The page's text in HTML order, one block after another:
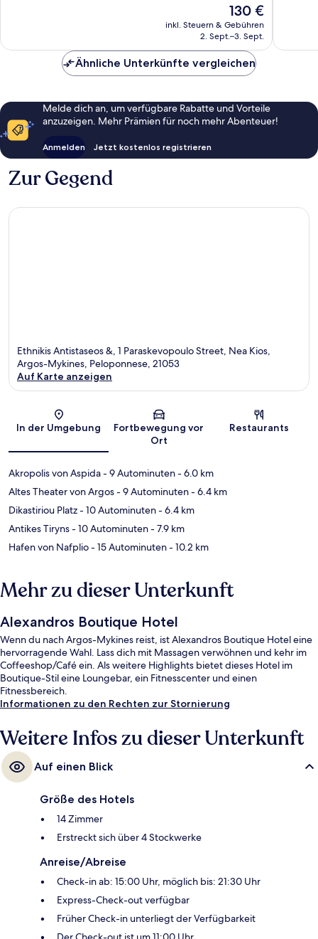
Der
Preis
beträgt
130 €
inkl. Steuern & Gebühren
2. Sept.–3. Sept.
Ähnliche Unterkünfte vergleichen
Melde dich an, um verfügbare Rabatte und Vorteile
anzuzeigen. Mehr Prämien für noch mehr Abenteuer!
Anmelden Jetzt kostenlos registrieren
Zur Gegend
Ethnikis Antistaseos &, 1 Paraskevopoulo Street, Nea Kios,
Argos-Mykines, Peloponnese, 21053
Auf Karte anzeigen
In der Umgebung
Fortbewegung vor
Ort
Restaurants
Akropolis von Aspida- 9 Autominuten- 6.0 km
Altes Theater von Argos- 9 Autominuten- 6.4 km
Dikastiriou Platz- 10 Autominuten- 6.4 km
Antikes Tiryns- 10 Autominuten- 7.9 km
Hafen von Nafplio- 15 Autominuten- 10.2 km
Mehr zu dieser Unterkunft
Alexandros Boutique Hotel
Wenn du nach Argos-Mykines reist, ist Alexandros Boutique Hotel eine
hervorragende Wahl. Lass dich mit Massagen verwöhnen und kehr im
Coffeeshop/Café ein. Als weitere Highlights bietet dieses Hotel im
Boutique-Stil eine Loungebar, ein Fitnesscenter und einen
Fitnessbereich.
Informationen zu den Rechten zur Stornierung
Weitere Infos zu dieser Unterkunft
Auf einen Blick
Größe des Hotels
14 Zimmer
Erstreckt sich über 4 Stockwerke
Anreise/Abreise
Check-in ab: 15:00 Uhr, möglich bis: 21:30 Uhr
Express-Check-out verfügbar
Früher Check-in unterliegt der Verfügbarkeit